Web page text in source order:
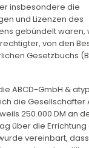
insbesondere die
und Lizenzen des
gebündelt waren,
von den
Gesetzbuchs
ABCD-GmbH &
die Gesellschafter
250.000 DM an
über die
vereinbart,